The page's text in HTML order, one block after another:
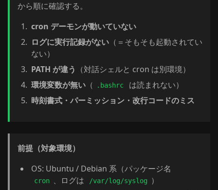
から順に確認する。
cron デーモンが動いていない
ログに実行記録がない （＝そもそも起動されてい
ない）
PATH が違う （対話シェルと cron は別環境）
環境変数が無い （ .bashrc
は読まれない）
時刻書式・パーミッション・改行コードのミス
前提（対象環境）
OS: Ubuntu / Debian 系（パッケージ名
cron 、ログは /var/log/syslog
）